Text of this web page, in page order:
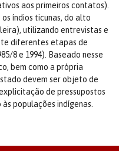
aos primeiros contatos).
índios ticunas, do alto
utilizando entrevistas e
diferentes etapas de
8 e 1994). Baseado nesse
bem como a própria
devem ser objeto de
de pressupostos
populações indígenas.